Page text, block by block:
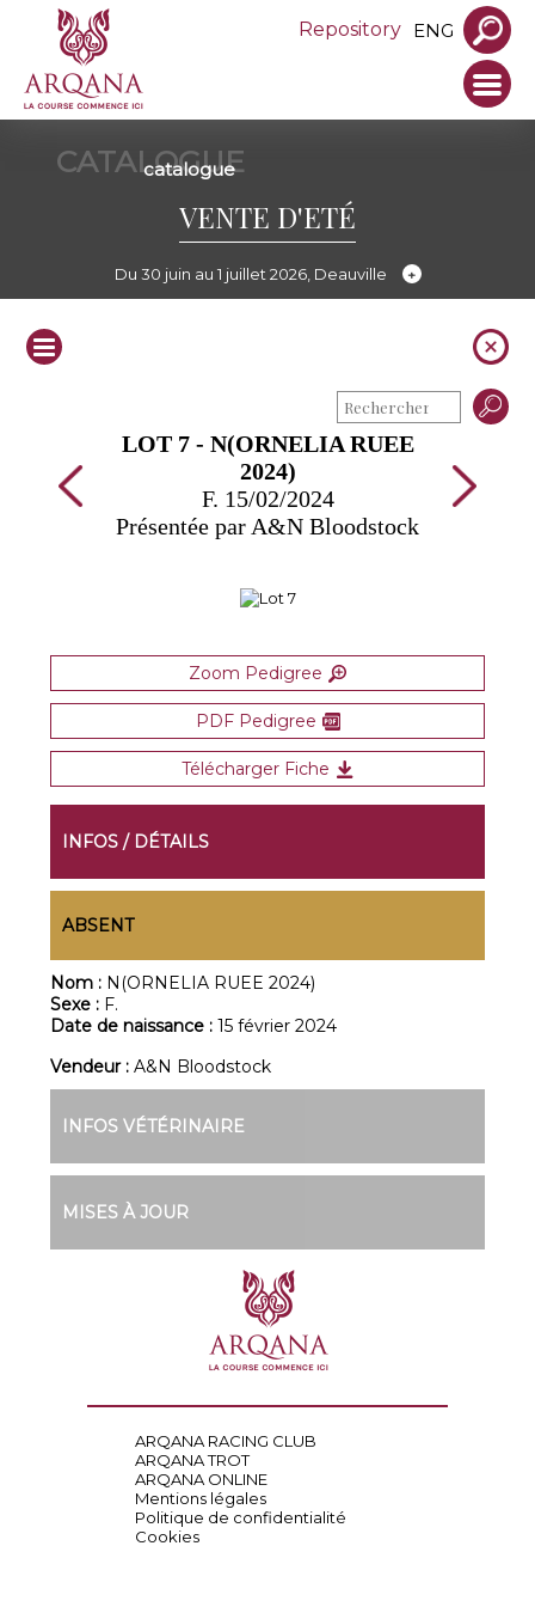
Repository ENG
CATALOGUE
catalogue
VENTE D'ETÉ
Du 30 juin au 1 juillet 2026, Deauville
LOT 7 - N(ORNELIA RUEE
2024)
F. 15/02/2024
Présentée par A&N Bloodstock
Zoom Pedigree
PDF Pedigree
Télécharger Fiche
INFOS / DÉTAILS
ABSENT
Nom : N(ORNELIA RUEE 2024)
Sexe : F.
Date de naissance :15 février 2024
Vendeur :A&N Bloodstock
INFOS VÉTÉRINAIRE
MISES À JOUR
ARQANA RACING CLUB
ARQANA TROT
ARQANA ONLINE
Mentions légales
Politique de confidentialité
Cookies